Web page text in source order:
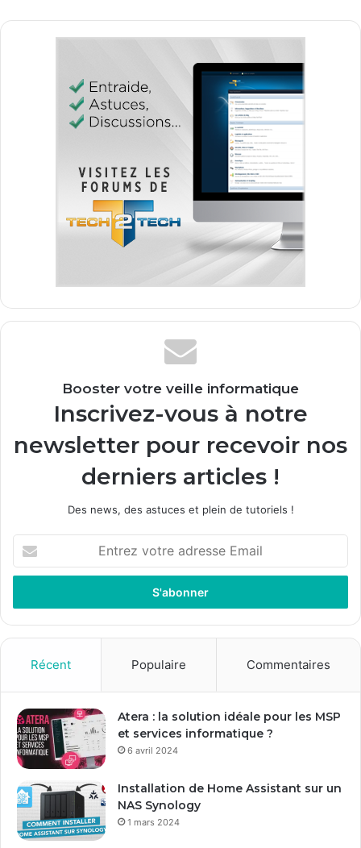
Booster votre veille informatique
Inscrivez-vous à notre
newsletter pour recevoir nos
derniers articles !
Des news, des astuces et plein de tutoriels !
t
e
z
r
e
a
d
s
e
Récent Populaire Commentaires
Atera : la solution idéale pour les MSP
et services informatique ?
6 avril 2024
Installation de Home Assistant sur un
NAS Synology
1 mars 2024